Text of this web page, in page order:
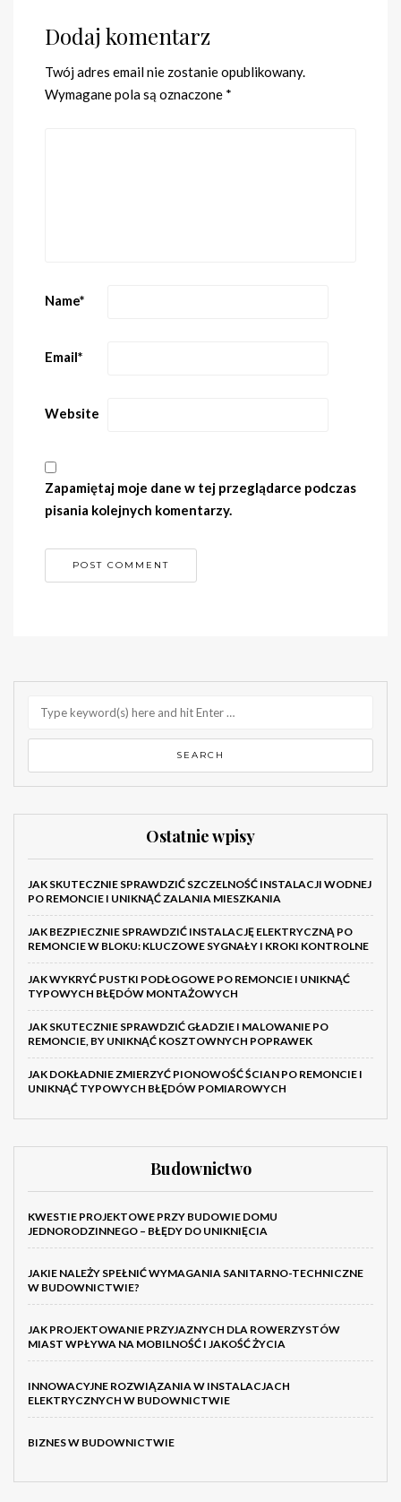
Dodaj komentarz
Twój adres email nie zostanie opublikowany.
Wymagane pola są oznaczone *
Name*
Email*
Website
Zapamiętaj moje dane w tej przeglądarce podczas
pisania kolejnych komentarzy.
Ostatnie wpisy
JAK SKUTECZNIE SPRAWDZIĆ SZCZELNOŚĆ INSTALACJI WODNEJ
PO REMONCIE I UNIKNĄĆ ZALANIA MIESZKANIA
JAK BEZPIECZNIE SPRAWDZIĆ INSTALACJĘ ELEKTRYCZNĄ PO
REMONCIE W BLOKU: KLUCZOWE SYGNAŁY I KROKI KONTROLNE
JAK WYKRYĆ PUSTKI PODŁOGOWE PO REMONCIE I UNIKNĄĆ
TYPOWYCH BŁĘDÓW MONTAŻOWYCH
JAK SKUTECZNIE SPRAWDZIĆ GŁADZIE I MALOWANIE PO
REMONCIE, BY UNIKNĄĆ KOSZTOWNYCH POPRAWEK
JAK DOKŁADNIE ZMIERZYĆ PIONOWOŚĆ ŚCIAN PO REMONCIE I
UNIKNĄĆ TYPOWYCH BŁĘDÓW POMIAROWYCH
Budownictwo
KWESTIE PROJEKTOWE PRZY BUDOWIE DOMU
JEDNORODZINNEGO – BŁĘDY DO UNIKNIĘCIA
JAKIE NALEŻY SPEŁNIĆ WYMAGANIA SANITARNO-TECHNICZNE
W BUDOWNICTWIE?
JAK PROJEKTOWANIE PRZYJAZNYCH DLA ROWERZYSTÓW
MIAST WPŁYWA NA MOBILNOŚĆ I JAKOŚĆ ŻYCIA
INNOWACYJNE ROZWIĄZANIA W INSTALACJACH
ELEKTRYCZNYCH W BUDOWNICTWIE
BIZNES W BUDOWNICTWIE